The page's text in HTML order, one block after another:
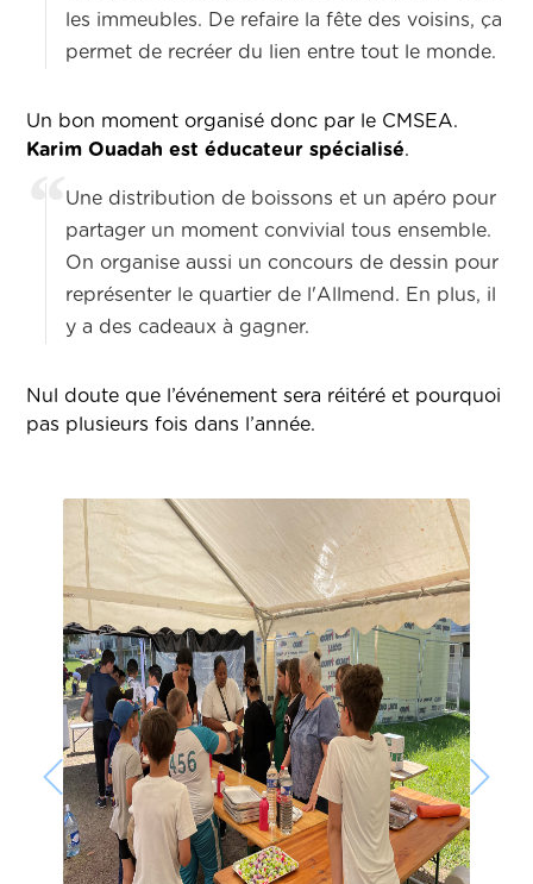
les immeubles. De refaire la fête des voisins, ça
permet de recréer du lien entre tout le monde.
Un bon moment organisé donc par le CMSEA.
Karim Ouadah est éducateur spécialisé.
Une distribution de boissons et un apéro pour
partager un moment convivial tous ensemble.
On organise aussi un concours de dessin pour
représenter le quartier de l'Allmend. En plus, il
y a des cadeaux à gagner.
Nul doute que l’événement sera réitéré et pourquoi
pas plusieurs fois dans l’année.